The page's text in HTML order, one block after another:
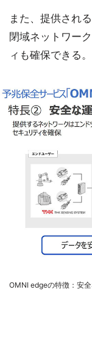
また、提供され
閉域ネットワー
ィも確保できる。
OMNI edgeの特徴：安